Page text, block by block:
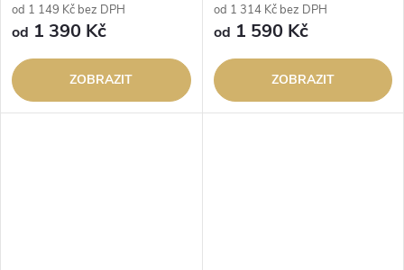
od 1 149 Kč bez DPH
od 1 390 Kč
ZOBRAZIT
od 1 314 Kč bez DPH
od 1 590 Kč
ZOBRAZIT